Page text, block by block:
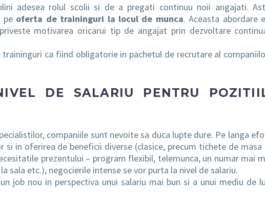
adesea rolul scolii si de a pregati continuu noii angajati.
pe oferta de traininguri la locul de munca. Aceasta abordare
motivarea oricarui tip de angajat prin dezvoltare
ca fiind obligatorie in pachetul de recrutare al
DE SALARIU PENTRU
companiile sunt nevoite sa duca lupte dure. Pe langa
si in oferirea de beneficii diverse (clasice, precum tichete de masa
prezentului – program flexibil, telemunca, un numar mai
sala etc.), negocierile intense se vor purta la nivel de salariu.
job nou in perspectiva unui salariu mai bun si a unui mediu de